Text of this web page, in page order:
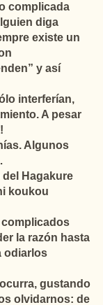
complicada
diga
existe un
y así
interferían,
A pesar
Algunos
Hagakure
koukou
complicados
la razón hasta
odiarlos
gustando
olvidarnos: de